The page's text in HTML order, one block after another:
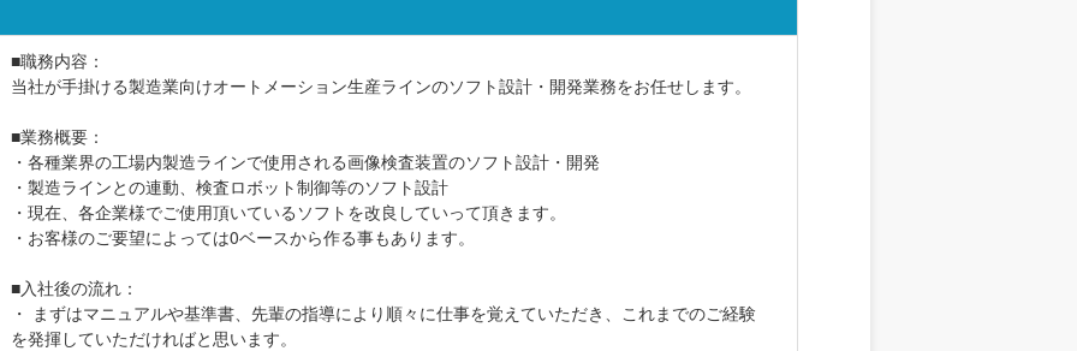
■職務内容：
当社が手掛ける製造業向けオートメーション生産ラインのソフト設計・開発業務をお任せします。
■業務概要：
・各種業界の工場内製造ラインで使用される画像検査装置のソフト設計・開発
・製造ラインとの連動、検査ロボット制御等のソフト設計
・現在、各企業様でご使用頂いているソフトを改良していって頂きます。
・お客様のご要望によっては0ベースから作る事もあります。
■入社後の流れ：
・ まずはマニュアルや基準書、先輩の指導により順々に仕事を覚えていただき、これまでのご経験
を発揮していただければと思います。